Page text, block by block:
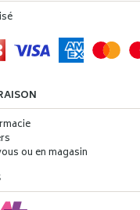
ou en magasin